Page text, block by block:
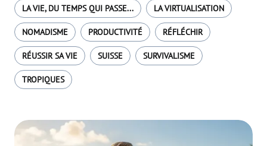
LA VIE, DU TEMPS QUI PASSE... LA VIRTUALISATION
NOMADISME PRODUCTIVITÉ RÉFLÉCHIR
RÉUSSIR SA VIE SUISSE SURVIVALISME
TROPIQUES